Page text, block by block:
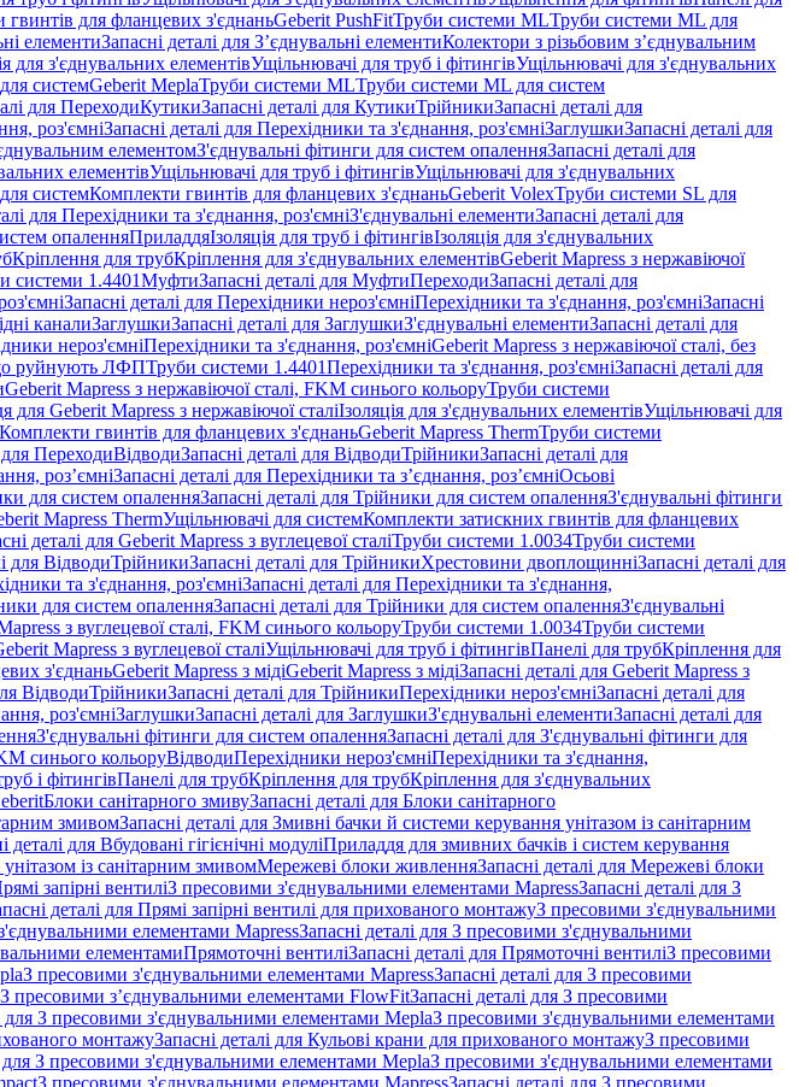
гвинтів для фланцевих з'єднаньGeberit PushFitТруби системи MLТруби системи ML для
елементиЗапасні деталі для З’єднувальні елементиКолектори з різьбовим з’єднувальним
для з'єднувальних елементівУщільнювачі для труб і фітингівУщільнювачі для з'єднувальних
системGeberit MeplaТруби системи MLТруби системи ML для систем
для ПереходиКутикиЗапасні деталі для КутикиТрійникиЗапасні деталі для
роз'ємніЗапасні деталі для Перехідники та з'єднання, роз'ємніЗаглушкиЗапасні деталі для
елементомЗ'єднувальні фітинги для систем опаленняЗапасні деталі для
елементівУщільнювачі для труб і фітингівУщільнювачі для з'єднувальних
системКомплекти гвинтів для фланцевих з'єднаньGeberit VolexТруби системи SL для
для Перехідники та з'єднання, роз'ємніЗ'єднувальні елементиЗапасні деталі для
опаленняПриладдяІзоляція для труб і фітингівІзоляція для з'єднувальних
Кріплення для трубКріплення для з'єднувальних елементівGeberit Mapress з нержавіючої
системи 1.4401МуфтиЗапасні деталі для МуфтиПереходиЗапасні деталі для
Запасні деталі для Перехідники нероз'ємніПерехідники та з'єднання, роз'ємніЗапасні
каналиЗаглушкиЗапасні деталі для ЗаглушкиЗ'єднувальні елементиЗапасні деталі для
нероз'ємніПерехідники та з'єднання, роз'ємніGeberit Mapress з нержавіючої сталі, без
що руйнують ЛФПТруби системи 1.4401Перехідники та з'єднання, роз'ємніЗапасні деталі для
Geberit Mapress з нержавіючої сталі, FKM синього кольоруТруби системи
для Geberit Mapress з нержавіючої сталіІзоляція для з'єднувальних елементівУщільнювачі для
Комплекти гвинтів для фланцевих з'єднаньGeberit Mapress ThermТруби системи
для ПереходиВідводиЗапасні деталі для ВідводиТрійникиЗапасні деталі для
роз’ємніЗапасні деталі для Перехідники та з’єднання, роз’ємніОсьові
для систем опаленняЗапасні деталі для Трійники для систем опаленняЗ'єднувальні фітинги
Mapress ThermУщільнювачі для системКомплекти затискних гвинтів для фланцевих
деталі для Geberit Mapress з вуглецевої сталіТруби системи 1.0034Труби системи
для ВідводиТрійникиЗапасні деталі для ТрійникиХрестовини двоплощинніЗапасні деталі для
та з'єднання, роз'ємніЗапасні деталі для Перехідники та з'єднання,
для систем опаленняЗапасні деталі для Трійники для систем опаленняЗ'єднувальні
з вуглецевої сталі, FKM синього кольоруТруби системи 1.0034Труби системи
Mapress з вуглецевої сталіУщільнювачі для труб і фітингівПанелі для трубКріплення для
з'єднаньGeberit Mapress з мідіGeberit Mapress з мідіЗапасні деталі для Geberit Mapress з
ВідводиТрійникиЗапасні деталі для ТрійникиПерехідники нероз'ємніЗапасні деталі для
роз'ємніЗаглушкиЗапасні деталі для ЗаглушкиЗ'єднувальні елементиЗапасні деталі для
З'єднувальні фітинги для систем опаленняЗапасні деталі для З'єднувальні фітинги для
синього кольоруВідводиПерехідники нероз'ємніПерехідники та з'єднання,
і фітингівПанелі для трубКріплення для трубКріплення для з'єднувальних
Блоки санітарного змивуЗапасні деталі для Блоки санітарного
змивомЗапасні деталі для Змивні бачки й системи керування унітазом із санітарним
деталі для Вбудовані гігієнічні модуліПриладдя для змивних бачків і систем керування
із санітарним змивомМережеві блоки живленняЗапасні деталі для Мережеві блоки
запірні вентиліЗ пресовими з'єднувальними елементами MapressЗапасні деталі для З
деталі для Прямі запірні вентилі для прихованого монтажуЗ пресовими з'єднувальними
елементами MapressЗапасні деталі для З пресовими з'єднувальними
елементамиПрямоточні вентиліЗапасні деталі для Прямоточні вентиліЗ пресовими
З пресовими з'єднувальними елементами MapressЗапасні деталі для З пресовими
З пресовими з’єднувальними елементами FlowFitЗапасні деталі для З пресовими
для З пресовими з'єднувальними елементами MeplaЗ пресовими з'єднувальними елементами
монтажуЗапасні деталі для Кульові крани для прихованого монтажуЗ пресовими
для З пресовими з'єднувальними елементами MeplaЗ пресовими з'єднувальними елементами
З пресовими з'єднувальними елементами MapressЗапасні деталі для З пресовими